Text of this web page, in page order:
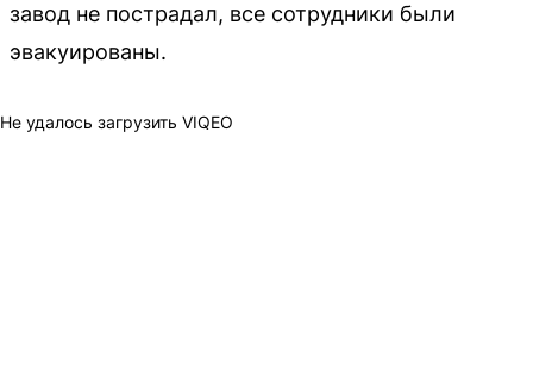
завод не пострадал, все сотрудники были
эвакуированы.
Не удалось загрузить VIQEO